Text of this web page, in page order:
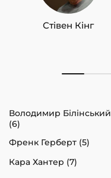
Стівен Кінг
Володимир Білінський
(6)
Френк Герберт (5)
Кара Хантер (7)